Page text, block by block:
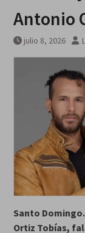
Antonio
julio 8, 2026
Santo
Ortiz Tobías,